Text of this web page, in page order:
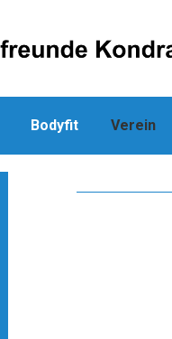
Bodyfit Verein